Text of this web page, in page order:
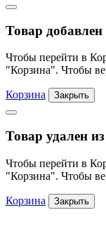
Товар
Чтобы перейти в
"Корзина". Чтобы
Корзина Закрыть
Товар удален
Чтобы перейти в
"Корзина". Чтобы
Корзина Закрыть